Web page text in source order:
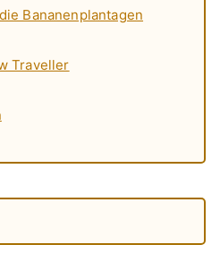
Bananenplantagen
Traveller